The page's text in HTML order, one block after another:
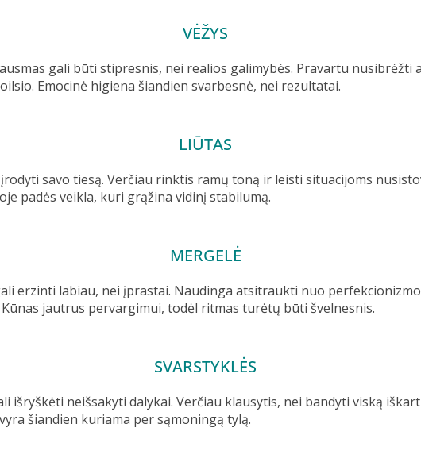
VĖŽYS
gali būti stipresnis, nei realios galimybės. Pravartu nusibrėžti
Emocinė higiena šiandien svarbesnė, nei rezultatai.
LIŪTAS
savo tiesą. Verčiau rinktis ramų toną ir leisti situacijoms
padės veikla, kuri grąžina vidinį stabilumą.
MERGELĖ
erzinti labiau, nei įprastai. Naudinga atsitraukti nuo
jautrus pervargimui, todėl ritmas turėtų būti švelnesnis.
SVARSTYKLĖS
išryškėti neišsakyti dalykai. Verčiau klausytis, nei bandyti viską
šiandien kuriama per sąmoningą tylą.